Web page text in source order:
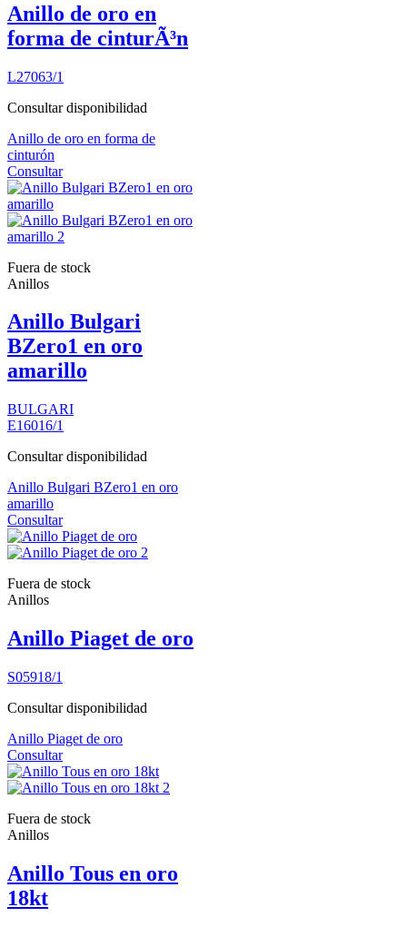
Anillo de oro en
forma de cinturÃ³n
L27063/1
Consultar disponibilidad
Anillo de oro en forma de
cinturón
Consultar
Fuera de stock
Anillos
Anillo Bulgari
BZero1 en oro
amarillo
BULGARI
E16016/1
Consultar disponibilidad
Anillo Bulgari BZero1 en oro
amarillo
Consultar
Fuera de stock
Anillos
Anillo Piaget de oro
S05918/1
Consultar disponibilidad
Anillo Piaget de oro
Consultar
Fuera de stock
Anillos
Anillo Tous en oro
18kt